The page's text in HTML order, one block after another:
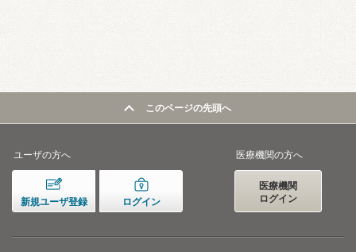
このページの先頭へ
ユーザの方へ
新規ユーザ登録 ログイン
医療機関の方へ
医療機関
ログイン